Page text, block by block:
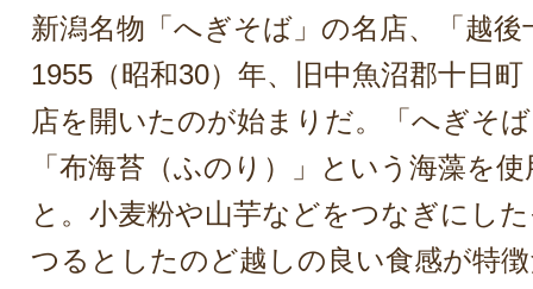
新潟名物「へぎそば」の名店、「越後
1955（昭和30）年、旧中魚沼郡十日
店を開いたのが始まりだ。「へぎそ
「布海苔（ふのり）」という海藻を
と。小麦粉や山芋などをつなぎにし
つるとしたのど越しの良い食感が特